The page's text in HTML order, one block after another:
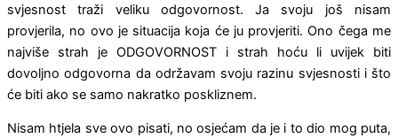
svjesnost traži veliku odgovornost. Ja svoju još nisam
provjerila, no ovo je situacija koja će ju provjeriti. Ono čega me
najviše strah je ODGOVORNOST i strah hoću li uvijek biti
dovoljno odgovorna da održavam svoju razinu svjesnosti i što
će biti ako se samo nakratko poskliznem.
Nisam htjela sve ovo pisati, no osjećam da je i to dio mog puta,